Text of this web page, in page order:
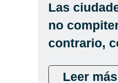
Las
no
contrario,
Leer